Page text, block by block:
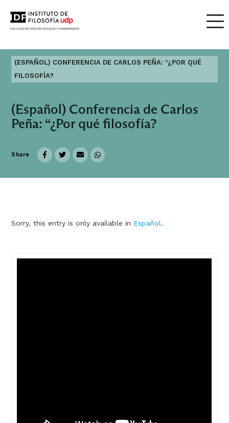
(ESPAÑOL) CONFERENCIA DE CARLOS PEÑA: “¿POR QUÉ
FILOSOFÍA?
(Español) Conferencia de Carlos
Peña: “¿Por qué filosofía?
Share
Sorry, this entry is only available in Español.